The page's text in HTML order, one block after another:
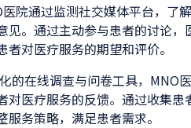
院通过监测社交媒体平台，了解
见。通过主动参与患者的讨论，
对医疗服务的期望和评价。
的在线调查与问卷工具，MNO医
对医疗服务的反馈。通过收集患
务策略，满足患者需求。